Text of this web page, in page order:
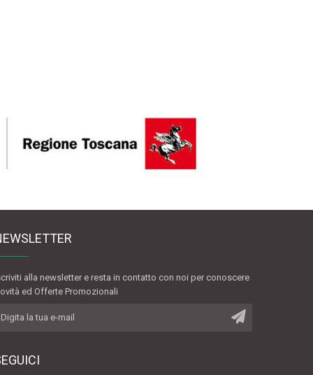
alla newsletter e resta in contatto con noi per conoscere
ed Offerte Promozionali